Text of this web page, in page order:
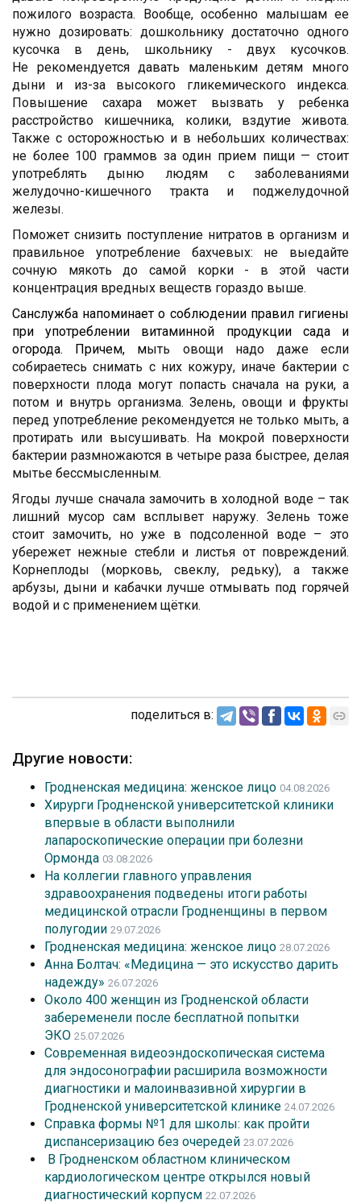
пожилого возраста. Вообще, особенно малышам ее
нужно дозировать: дошкольнику достаточно одного
кусочка в день, школьнику - двух кусочков.
Не рекомендуется давать маленьким детям много
дыни и из-за высокого гликемического индекса.
Повышение сахара может вызвать у ребенка
расстройство кишечника, колики, вздутие живота.
Также с осторожностью и в небольших количествах:
не более 100 граммов за один прием пищи — стоит
употреблять дыню людям с заболеваниями
желудочно-кишечного тракта и поджелудочной
железы.
Поможет снизить поступление нитратов в организм и
правильное употребление бахчевых: не выедайте
сочную мякоть до самой корки - в этой части
концентрация вредных веществ гораздо выше.
Санслужба напоминает о соблюдении правил гигиены
при употреблении витаминной продукции сада и
огорода. Причем, мыть овощи надо даже если
собираетесь снимать с них кожуру, иначе бактерии с
поверхности плода могут попасть сначала на руки, а
потом и внутрь организма. Зелень, овощи и фрукты
перед употребление рекомендуется не только мыть, а
протирать или высушивать. На мокрой поверхности
бактерии размножаются в четыре раза быстрее, делая
мытье бессмысленным.
Ягоды лучше сначала замочить в холодной воде – так
лишний мусор сам всплывет наружу. Зелень тоже
стоит замочить, но уже в подсоленной воде – это
убережет нежные стебли и листья от повреждений.
Корнеплоды (морковь, свеклу, редьку), а также
арбузы, дыни и кабачки лучше отмывать под горячей
водой и с применением щётки.
поделиться в:
Другие новости:
Гродненская медицина: женское лицо 04.08.2026
Хирурги Гродненской университетской клиники
впервые в области выполнили
лапароскопические операции при болезни
Ормонда 03.08.2026
На коллегии главного управления
здравоохранения подведены итоги работы
медицинской отрасли Гродненщины в первом
полугодии 29.07.2026
Гродненская медицина: женское лицо 28.07.2026
Анна Болтач: «Медицина — это искусство дарить
надежду» 26.07.2026
Около 400 женщин из Гродненской области
забеременели после бесплатной попытки
ЭКО 25.07.2026
Современная видеоэндоскопическая система
для эндосонографии расширила возможности
диагностики и малоинвазивной хирургии в
Гродненской университетской клинике 24.07.2026
Справка формы №1 для школы: как пройти
диспансеризацию без очередей 23.07.2026
В Гродненском областном клиническом
кардиологическом центре открылся новый
диагностический корпусм 22.07.2026